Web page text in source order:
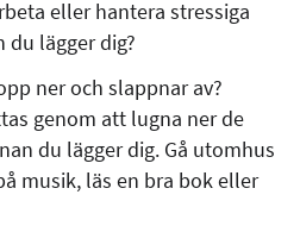
eller hantera stressiga
du lägger dig?
ner och slappnar av?
genom att lugna ner de
du lägger dig. Gå utomhus
musik, läs en bra bok eller